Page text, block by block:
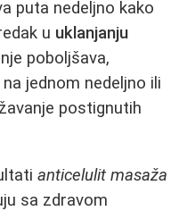
puta nedeljno kako
u uklanjanju
poboljšava,
jednom nedeljno ili
postignutih
anticelulit masaža
sa zdravom